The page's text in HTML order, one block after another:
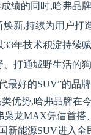
绩的同时,哈弗品
新,持续为用户打
年技术积淀持续
、打通城野生活的
最好的SUV”的品牌
优势,哈弗品牌在
枭龙MAX凭借首搭
新能源SUV进入全